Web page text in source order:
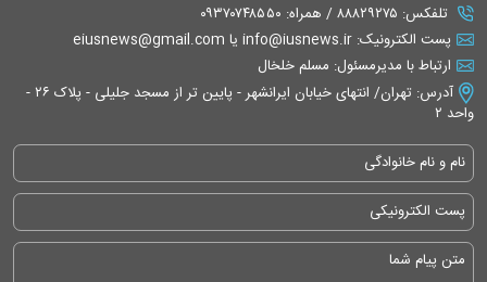
تلفکس: ۸۸۸۲۹۲۷۵ / همراه: ۰۹۳۷۰۷۴۸۵۵۰
پست الکترونیک: info@iusnews.ir یا eiusnews@gmail.com
ارتباط با مدیرمسئول: مسلم خلخال
آدرس: تهران/ انتهای خیابان ایرانشهر - پایین تر از مسجد جلیلی - پلاک ۲۶ -
واحد ۲